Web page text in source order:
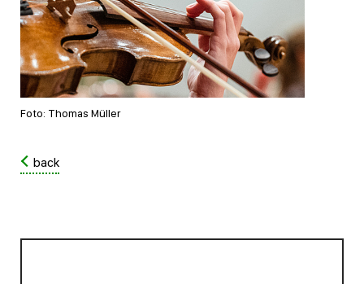
Foto: Thomas Müller
back